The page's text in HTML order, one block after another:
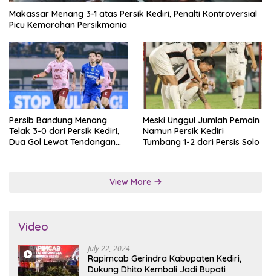
Makassar Menang 3-1 atas Persik Kediri, Penalti Kontroversial
Picu Kemarahan Persikmania
Persib Bandung Menang
Telak 3-0 dari Persik Kediri,
Dua Gol Lewat Tendangan
Meski Unggul Jumlah Pemain
Namun Persik Kediri
Tumbang 1-2 dari Persis Solo
View More
Video
July 22, 2024
Rapimcab Gerindra Kabupaten Kediri,
Dukung Dhito Kembali Jadi Bupati